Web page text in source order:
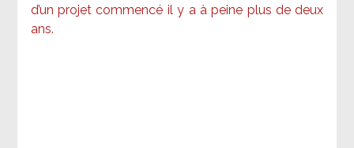
d’un projet commencé il y a à peine plus de deux
ans.